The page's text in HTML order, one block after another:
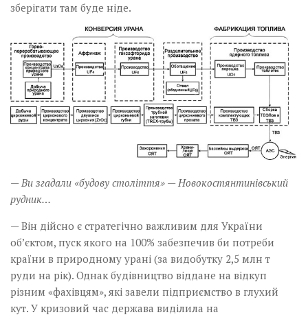
зберігати там буде ніде.
— Ви згадали «будову століття» — Новокостянтинівський
рудник…
— Він дійсно є стратегічно важливим для України
об’єктом, пуск якого на 100% забезпечив би потреби
країни в природному урані (за видобутку 2,5 млн т
руди на рік). Однак будівництво віддане на відкуп
різним «фахівцям», які завели підприємство в глухий
кут. У кризовий час держава виділила на